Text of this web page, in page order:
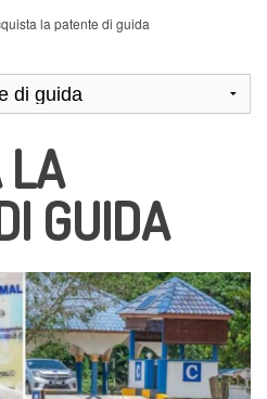
la patente di guida
LA
GUIDA